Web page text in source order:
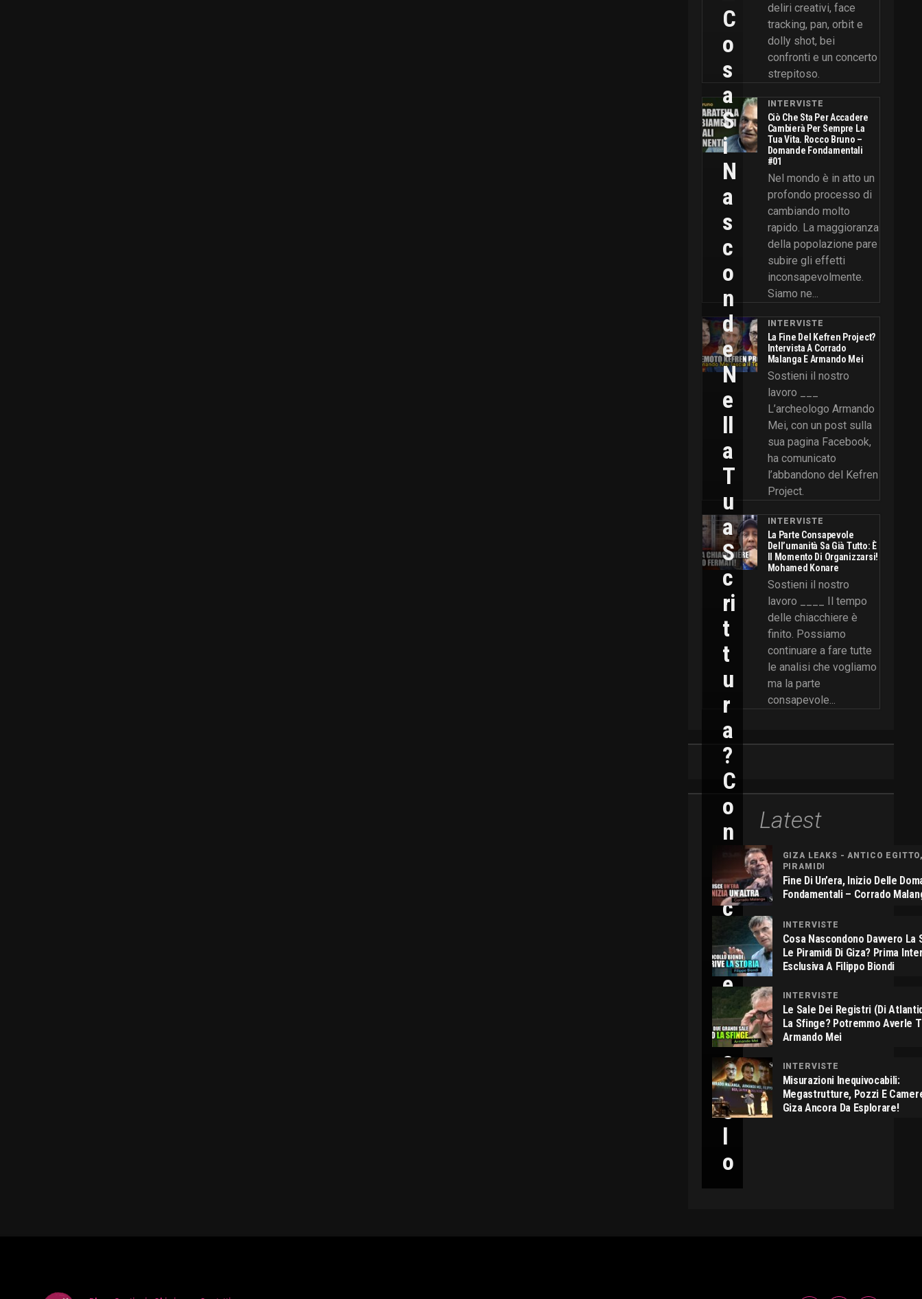
deliri creativi, face
tracking, pan, orbit e
dolly shot, bei
confronti e un concerto
strepitoso.
INTERVISTE
Ciò Che Sta Per Accadere
Cambierà Per Sempre La
Tua Vita. Rocco Bruno –
Domande Fondamentali
#01
Nel mondo è in atto un
profondo processo di
cambiando molto
rapido. La maggioranza
della popolazione pare
subire gli effetti
inconsapevolmente.
Siamo ne...
INTERVISTE
La Fine Del Kefren Project?
Intervista A Corrado
Malanga E Armando Mei
Sostieni il nostro
lavoro ___
L’archeologo Armando
Mei, con un post sulla
sua pagina Facebook,
ha comunicato
l’abbandono del Kefren
Project.
INTERVISTE
La Parte Consapevole
Dell’umanità Sa Già Tutto: È
Il Momento Di Organizzarsi!
Mohamed Konare
Sostieni il nostro
lavoro ____ Il tempo
delle chiacchiere è
finito. Possiamo
continuare a fare tutte
le analisi che vogliamo
ma la parte
consapevole...
Latest
C
O
S
A
S
I
N
A
S
C
O
N
D
E
N
E
Ll
A
T
U
A
S
C
Ri
T
T
U
R
A
?
C
O
N
I
C
L
E
C
I
C
C
O
L
O
GIZA LEAKS - ANTICO
PIRAMIDI
Fine Di Un’era, Inizio Delle
Fondamentali – Corrado
INTERVISTE
Cosa Nascondono Davvero La
Le Piramidi Di Giza? Prima
Esclusiva A Filippo Biondi
INTERVISTE
Le Sale Dei Registri (di
La Sfinge? Potremmo Averle
Armando Mei
INTERVISTE
Misurazioni Inequivocabili:
Megastrutture, Pozzi E
Giza Ancora Da Esplorare!